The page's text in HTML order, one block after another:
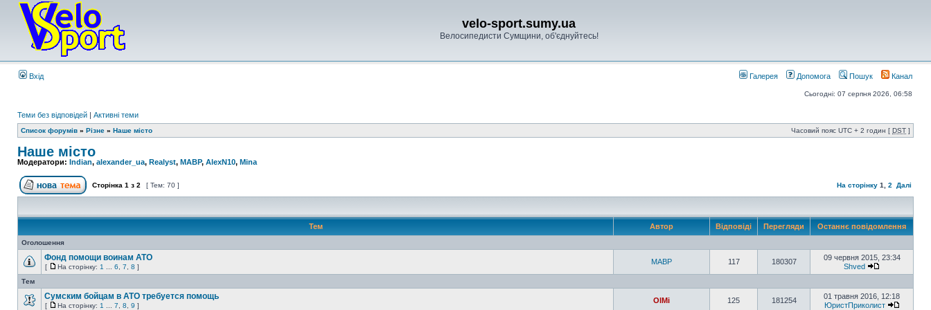
velo-sport.sumy.ua
Велосипедисти Сумщини, об'єднуйтесь!
Вхід Галерея Допомога Пошук Канал
Сьогодні: 07 серпня 2026, 06:58
Теми без відповідей | Активні теми
Список форумів » Різне » Наше місто Часовий пояс UTC + 2 годин [ DST ]
Наше місто
Модератори: Indian, alexander_ua, Realyst, MABP, AlexN10, Mina
Сторінка 1 з 2 [ Тем: 70 ] На сторінку 1 2 Далі
Тем Автор Відповіді Перегляди Останнє повідомлення
Оголошення
Фонд помощи воинам АТО
[ На сторінку: 1 6 7 8 ]
MABP 117 180307
09 червня 2015, 23:34
Shved
Тем
Сумским бойцам в АТО требуется помощь
[ На сторінку: 1 7 8 9 ]
OlMi 125 181254
01 травня 2016, 12:18
ЮристПриколист